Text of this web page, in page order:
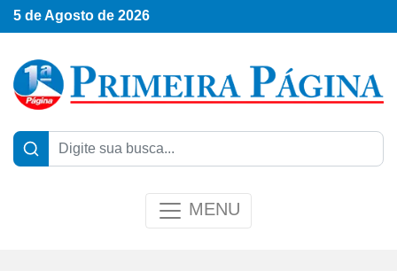
5 de Agosto de 2026
MENU